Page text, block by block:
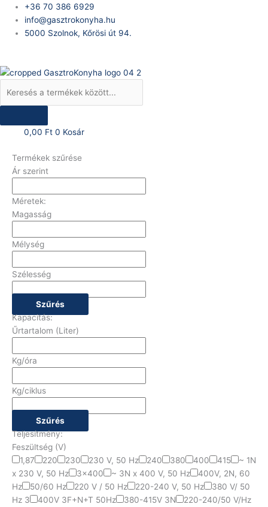
content
+36 70 386 6929
info@gasztrokonyha.hu
5000 Szolnok, Kőrösi út 94.
Products
search
0,00 Ft 0 Kosár
Termékek szűrése
Ár szerint
Méretek:
Magasság
Mélység
Szélesség
Szűrés
Kapacitás:
Űrtartalom (Liter)
Kg/óra
Kg/ciklus
Szűrés
Teljesítmény:
Feszültség (V)
1,87
220 230 230 V, 50 Hz 240 380 400 415
~ 1N
x 230 V, 50 Hz
3x400 ~ 3N x 400 V, 50 Hz
400V, 2N, 60
Hz
50/60 Hz 220 V / 50 Hz 220-240 V, 50 Hz
380 V/ 50
Hz 3
400V 3F+N+T 50Hz 380-415V 3N
220-240/50 V/Hz